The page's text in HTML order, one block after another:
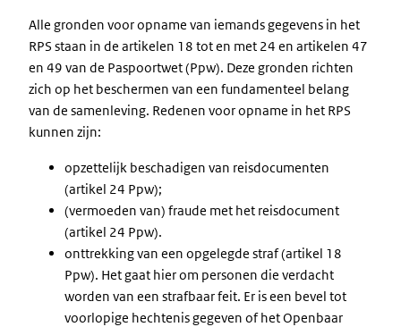
Alle gronden voor opname van iemands gegevens in het
RPS staan in de artikelen 18 tot en met 24 en artikelen 47
en 49 van de Paspoortwet (Ppw). Deze gronden richten
zich op het beschermen van een fundamenteel belang
van de samenleving. Redenen voor opname in het RPS
kunnen zijn:
opzettelijk beschadigen van reisdocumenten
(artikel 24 Ppw);
(vermoeden van) fraude met het reisdocument
(artikel 24 Ppw).
onttrekking van een opgelegde straf (artikel 18
Ppw). Het gaat hier om personen die verdacht
worden van een strafbaar feit. Er is een bevel tot
voorlopige hechtenis gegeven of het Openbaar